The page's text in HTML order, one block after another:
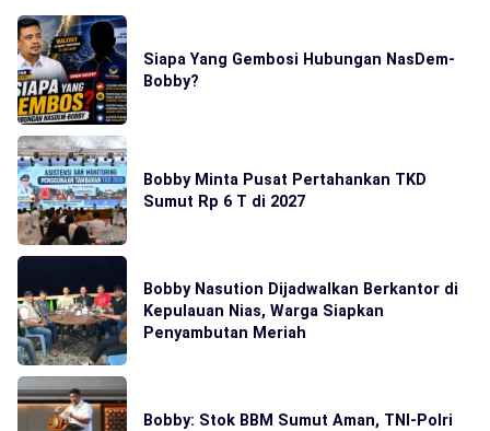
Siapa Yang Gembosi Hubungan NasDem-
Bobby?
Bobby Minta Pusat Pertahankan TKD
Sumut Rp 6 T di 2027
Bobby Nasution Dijadwalkan Berkantor di
Kepulauan Nias, Warga Siapkan
Penyambutan Meriah
Bobby: Stok BBM Sumut Aman, TNI-Polri